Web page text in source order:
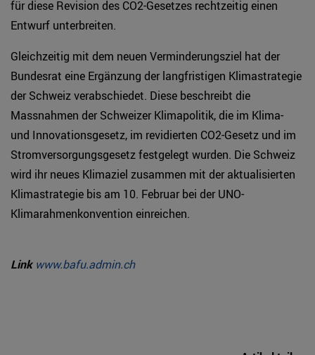
für diese Revision des CO2-Gesetzes rechtzeitig einen
Entwurf unterbreiten.
Gleichzeitig mit dem neuen Verminderungsziel hat der
Bundesrat eine Ergänzung der langfristigen Klimastrategie
der Schweiz verabschiedet. Diese beschreibt die
Massnahmen der Schweizer Klimapolitik, die im Klima-
und Innovationsgesetz, im revidierten CO2-Gesetz und im
Stromversorgungsgesetz festgelegt wurden. Die Schweiz
wird ihr neues Klimaziel zusammen mit der aktualisierten
Klimastrategie bis am 10. Februar bei der UNO-
Klimarahmenkonvention einreichen.
Link www.bafu.admin.ch